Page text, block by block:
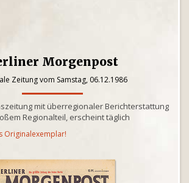
Morgenpost
Zeitung vom Samstag, 06.12.1986
mit überregionaler Berichterstattung
Regionalteil, erscheint täglich
Originalexemplar!